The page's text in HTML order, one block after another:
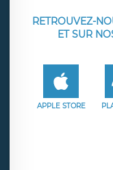
RETROUVEZ-
ET SUR
APPLE STORE